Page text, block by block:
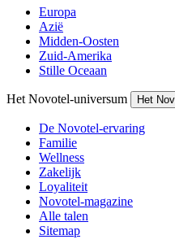
Europa
Azië
Midden-Oosten
Zuid-Amerika
Stille Oceaan
Het Novotel-universum Het
De Novotel-ervaring
Familie
Wellness
Zakelijk
Loyaliteit
Novotel-magazine
Alle talen
Sitemap